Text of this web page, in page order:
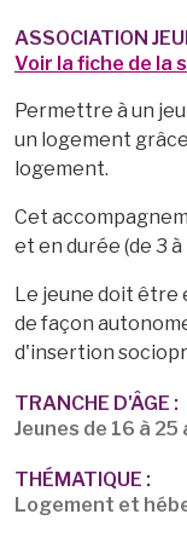
ASSOCIATION
Voir la fiche de la
Permettre à un
un logement
logement.
Cet
et en durée (de 3 à
Le jeune doit être
de façon
d'insertion
TRANCHE D'ÂGE :
Jeunes de 16 à 25
THÉMATIQUE :
Logement et